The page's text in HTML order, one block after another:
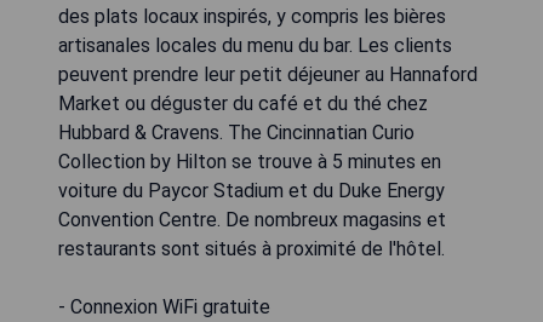
des plats locaux inspirés, y compris les bières
artisanales locales du menu du bar. Les clients
peuvent prendre leur petit déjeuner au Hannaford
Market ou déguster du café et du thé chez
Hubbard & Cravens. The Cincinnatian Curio
Collection by Hilton se trouve à 5 minutes en
voiture du Paycor Stadium et du Duke Energy
Convention Centre. De nombreux magasins et
restaurants sont situés à proximité de l'hôtel.
- Connexion WiFi gratuite